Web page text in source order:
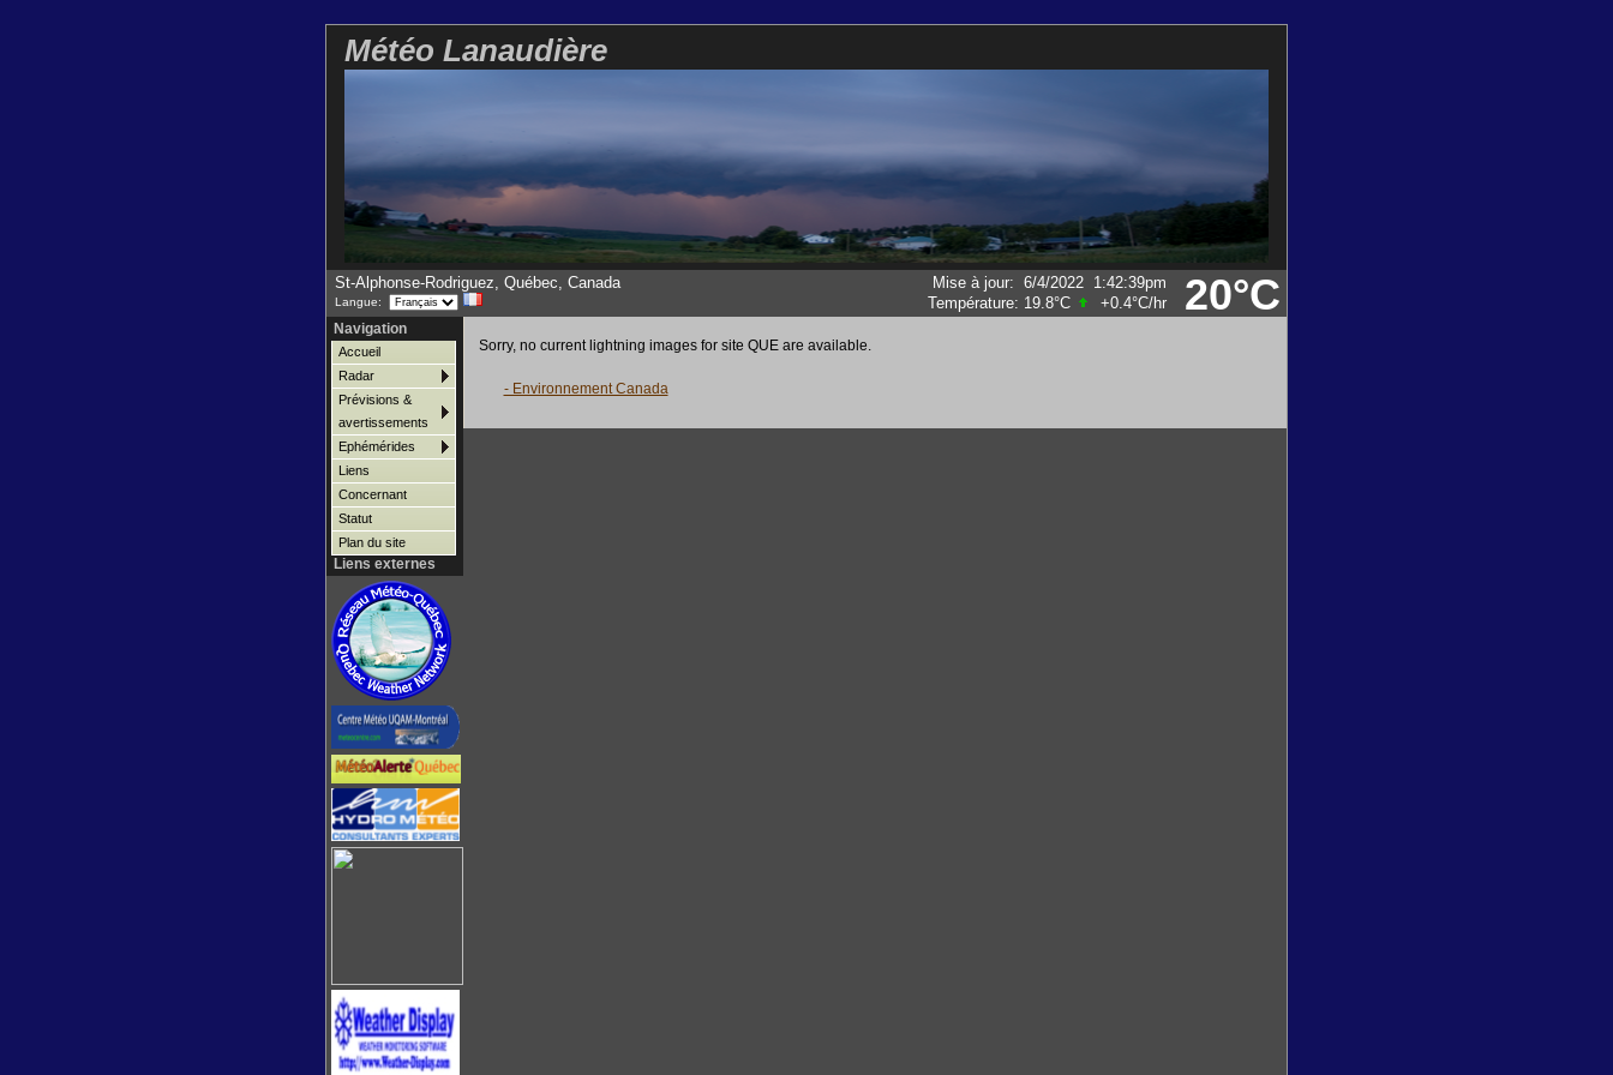
Météo Lanaudière
20°C
St-Alphonse-Rodriguez, Québec, Canada
Langue:
Mise à jour: 6/4/2022 1:42:39pm
Température: 19.8°C +0.4°C/hr
Navigation
Accueil
Radar
Prévisions &
avertissements
Ephémérides
Liens
Concernant
Statut
Plan du site
Liens externes
Sorry, no current lightning images for site QUE are available.
- Environnement Canada